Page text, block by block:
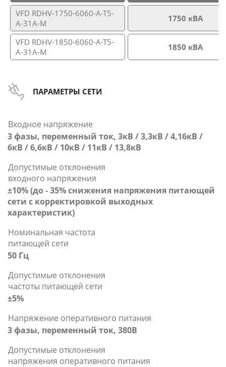
VFD RDHV-1750-6060-A-T5-
A-31A-M
1750 кВА
VFD RDHV-1850-6060-A-T5-
A-31A-M
1850 кВА
ПАРАМЕТРЫ СЕТИ
Входное напряжение
3 фазы, переменный ток, 3кВ / 3,3кВ / 4,16кВ /
6кВ / 6,6кВ / 10кВ / 11кВ / 13,8кВ
Допустимые отклонения
входного напряжения
±10% (до - 35% снижения напряжения питающей
сети с корректировкой выходных
характеристик)
Номинальная частота
питающей сети
50 Гц
Допустимые отклонения
частоты питающей сети
±5%
Напряжение оперативного питания
3 фазы, переменный ток, 380В
Допустимые отклонения
напряжения оперативного питания